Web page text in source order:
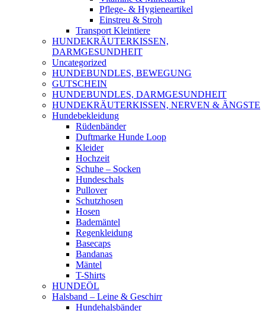
Pflege- & Hygieneartikel
Einstreu & Stroh
Transport Kleintiere
HUNDEKRÄUTERKISSEN,
DARMGESUNDHEIT
Uncategorized
HUNDEBUNDLES, BEWEGUNG
GUTSCHEIN
HUNDEBUNDLES, DARMGESUNDHEIT
HUNDEKRÄUTERKISSEN, NERVEN & ÄNGSTE
Hundebekleidung
Rüdenbänder
Duftmarke Hunde Loop
Kleider
Hochzeit
Schuhe – Socken
Hundeschals
Pullover
Schutzhosen
Hosen
Bademäntel
Regenkleidung
Basecaps
Bandanas
Mäntel
T-Shirts
HUNDEÖL
Halsband – Leine & Geschirr
Hundehalsbänder